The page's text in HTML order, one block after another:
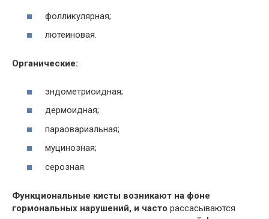
фолликулярная;
лютеиновая.
Органические:
эндометриоидная;
дермоидная;
параовариальная;
муцинозная;
серозная.
Функциональные кисты возникают на фоне
гормональных нарушений, и часто рассасываются